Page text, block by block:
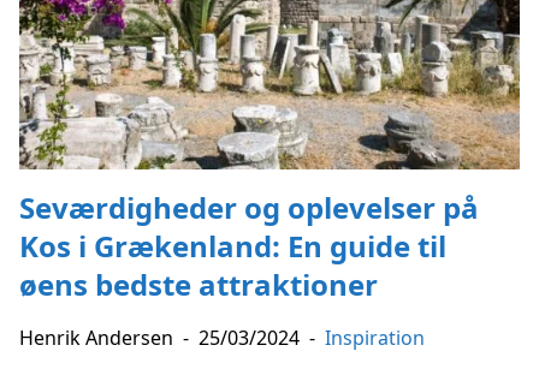
Seværdigheder og oplevelser på
Kos i Grækenland: En guide til
øens bedste attraktioner
Henrik Andersen - 25/03/2024 - Inspiration